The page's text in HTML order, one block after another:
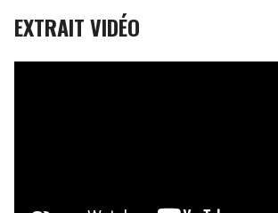
EXTRAIT VIDÉO